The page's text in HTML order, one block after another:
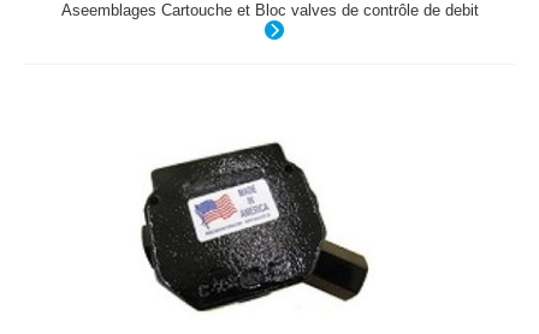
Aseemblages Cartouche et Bloc valves de contrôle de debit